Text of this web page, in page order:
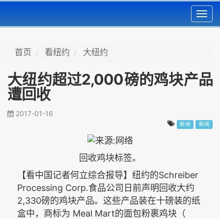
首页 看纽约 大纽约
大纽约超过2,000磅的鸡块产品
遭回收
2017-01-16
新洲 新闻
回收鸡块标签。
【看中国记者何立综合报导】纽约的Schreiber
Processing Corp.食品公司日前声明回收大约
2,330磅的鸡块产品。这些产品装在十磅装的纸
盒中，商标为 Meal Mart的面包粉裹鸡块（